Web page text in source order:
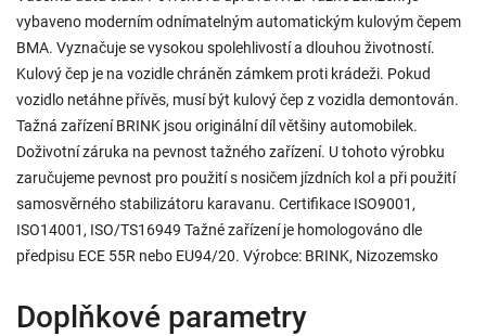
vybaveno moderním odnímatelným automatickým kulovým čepem
BMA. Vyznačuje se vysokou spolehlivostí a dlouhou životností.
Kulový čep je na vozidle chráněn zámkem proti krádeži. Pokud
vozidlo netáhne přívěs, musí být kulový čep z vozidla demontován.
Tažná zařízení BRINK jsou originální díl většiny automobilek.
Doživotní záruka na pevnost tažného zařízení. U tohoto výrobku
zaručujeme pevnost pro použití s nosičem jízdních kol a při použití
samosvěrného stabilizátoru karavanu. Certifikace ISO9001,
ISO14001, ISO/TS16949 Tažné zařízení je homologováno dle
předpisu ECE 55R nebo EU94/20. Výrobce: BRINK, Nizozemsko
Doplňkové parametry